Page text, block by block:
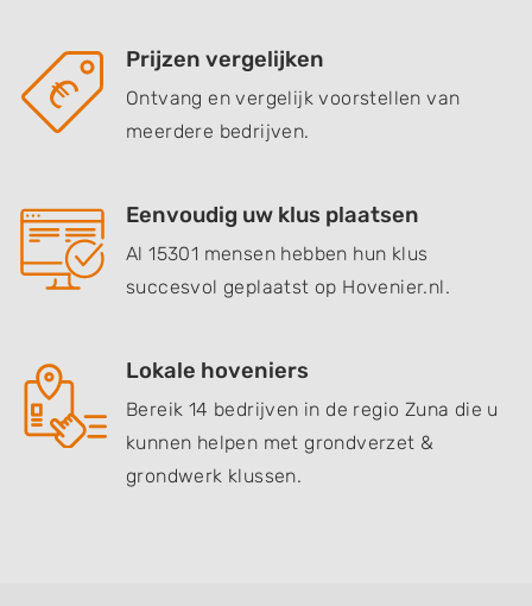
Prijzen vergelijken
Ontvang en vergelijk voorstellen van
meerdere bedrijven.
Eenvoudig uw klus plaatsen
Al 15301 mensen hebben hun klus
succesvol geplaatst op Hovenier.nl.
Lokale hoveniers
Bereik 14 bedrijven in de regio Zuna die u
kunnen helpen met grondverzet &
grondwerk klussen.